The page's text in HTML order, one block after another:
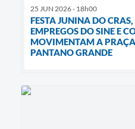
25 JUN 2026 - 18h00
FESTA JUNINA DO
EMPREGOS DO SINE E
MOVIMENTAM A
PANTANO GRANDE